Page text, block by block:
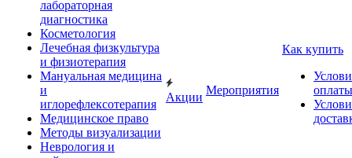
лабораторная
диагностика
Косметология
Лечебная физкультура
и физиотерапия
Мануальная медицина
и
иглорефлексотерапия
Медицинское право
Методы визуализации
Неврология и
Акции
Мероприятия
Как купить
оплаты